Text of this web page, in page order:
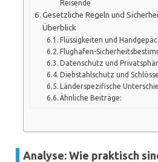
Reisende
Gesetzliche Regeln und
Überblick
Flüssigkeiten und
Flughafen-
Datenschutz und
Diebstahlschutz und
Länderspezifische
Ähnliche Beiträge:
Analyse: Wie praktisch